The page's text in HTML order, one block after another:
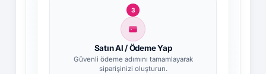
3
Satın Al / Ödeme Yap
Güvenli ödeme adımını tamamlayarak
siparişinizi oluşturun.